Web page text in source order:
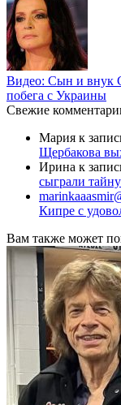
Видео: Сын и внук
побега с Украины
Свежие
Мария к
Щербакова
Ирина к
сыграли
Кипре с
Вам также может